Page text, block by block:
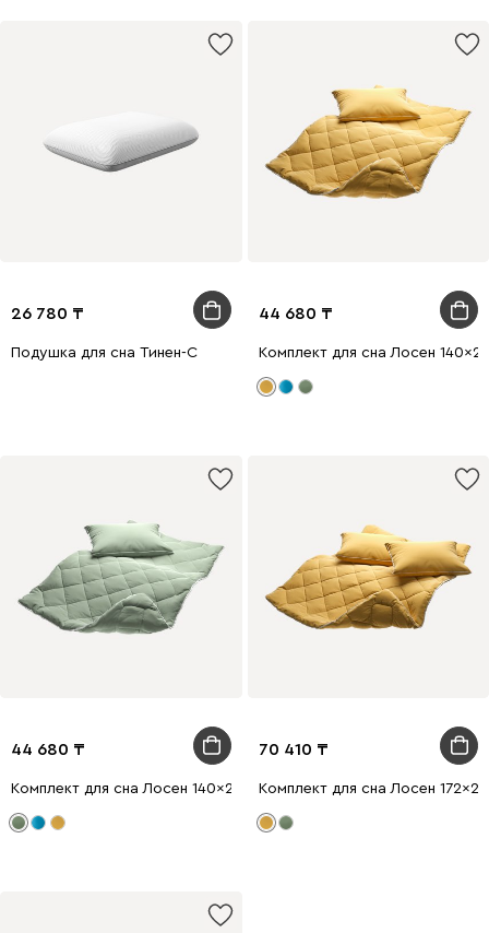
26 780
Подушка для сна Тинен-С
44 680
Комплект для сна Лосен
44 680
Комплект для сна Лосен 140x205 Зеленый
70 410
Комплект для сна Лосен